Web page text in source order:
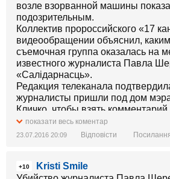
возле взорванной машины
подозрительным.
Коллектив пророссийского «17
видеообращении объяснил,
съемочная группа оказалась на
известного журналиста Павла
«Салідарнасць».
Редакция телеканала
журналисты пришли под дом
Кличко, чтобы взять
декоммунизации. Жилье Кличко
неподалеку от места убийства
границей, приехав на место. В
показати весь коментар
23.07.2016 20:09 Відповісти
+10
Kristi Smile